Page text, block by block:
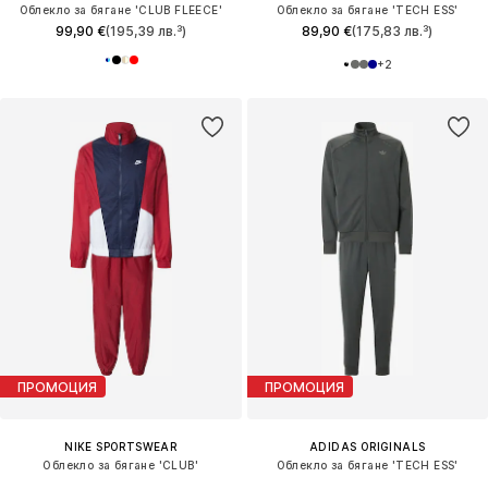
Облекло за бягане 'CLUB FLEECE'
99,90 €(195,39 лв.³)
Облекло за бягане 'TECH ESS'
89,90 €(175,83 лв.³)
+2
ПРОМОЦИЯ
NIKE SPORTSWEAR
Облекло за бягане 'CLUB'
ПРОМОЦИЯ
ADIDAS ORIGINALS
Облекло за бягане 'TECH ESS'